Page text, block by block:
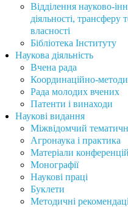
Відділення науково-
діяльності, трансферу
власності
Бібліотека Інституту
Наукова діяльність
Вчена рада
Координаційно-
Рада молодих вчених
Патенти і винаходи
Наукові видання
Міжвідомчий
Агронаука і практика
Матеріали конференцій
Монографії
Наукові праці
Буклети
Методичні